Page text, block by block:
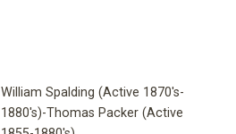
William Spalding (Active 1870's-
1880's)-Thomas Packer (Active